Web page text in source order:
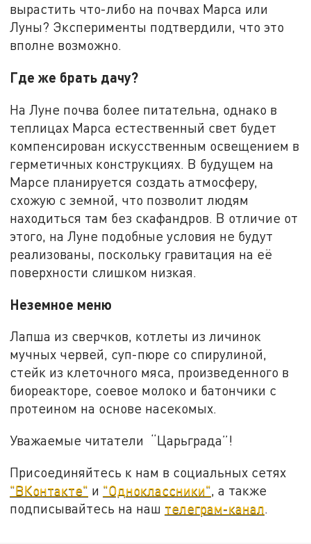
вырастить что-либо на почвах Марса или
Луны? Эксперименты подтвердили, что это
вполне возможно.
Где же брать дачу?
На Луне почва более питательна, однако в
теплицах Марса естественный свет будет
компенсирован искусственным освещением в
герметичных конструкциях. В будущем на
Марсе планируется создать атмосферу,
схожую с земной, что позволит людям
находиться там без скафандров. В отличие от
этого, на Луне подобные условия не будут
реализованы, поскольку гравитация на её
поверхности слишком низкая.
Неземное меню
Лапша из сверчков, котлеты из личинок
мучных червей, суп-пюре со спирулиной,
стейк из клеточного мяса, произведенного в
биореакторе, соевое молоко и батончики с
протеином на основе насекомых.
Уважаемые читатели “Царьграда”!
Присоединяйтесь к нам в социальных сетях
"ВКонтакте" и "Одноклассники" , а также
подписывайтесь на наш телеграм-канал